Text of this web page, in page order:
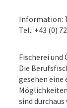
Information:
Tel.: +43 (0)
Fischerei
Die
gesehen eine
sind